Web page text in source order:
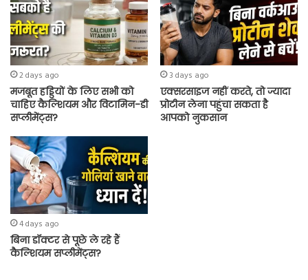
2 days ago
मजबूत हड्डियों के लिए सभी को
चाहिए कैल्शियम और विटामिन-डी
सप्लीमेंट्स?
3 days ago
एक्सरसाइज नहीं करते, तो ज्यादा
प्रोटीन लेना पहुंचा सकता है
आपको नुकसान
4 days ago
बिना डॉक्टर से पूछे ले रहे हैं
कैल्शियम सप्लीमेंट्स?